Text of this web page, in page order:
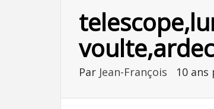
Par Jean-François 10